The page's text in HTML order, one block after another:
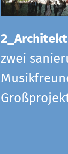
zwei